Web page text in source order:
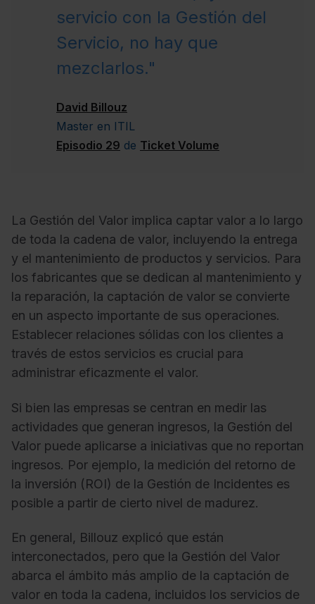
servicio con la Gestión del
Servicio, no hay que
mezclarlos."
David Billouz
Master en ITIL
Episodio 29 de Ticket Volume
La Gestión del Valor implica captar valor a lo largo
de toda la cadena de valor, incluyendo la entrega
y el mantenimiento de productos y servicios. Para
los fabricantes que se dedican al mantenimiento y
la reparación, la captación de valor se convierte
en un aspecto importante de sus operaciones.
Establecer relaciones sólidas con los clientes a
través de estos servicios es crucial para
administrar eficazmente el valor.
Si bien las empresas se centran en medir las
actividades que generan ingresos, la Gestión del
Valor puede aplicarse a iniciativas que no reportan
ingresos. Por ejemplo, la medición del retorno de
la inversión (ROI) de la Gestión de Incidentes es
posible a partir de cierto nivel de madurez.
En general, Billouz explicó que están
interconectados, pero que la Gestión del Valor
abarca el ámbito más amplio de la captación de
valor en toda la cadena, incluidos los servicios de